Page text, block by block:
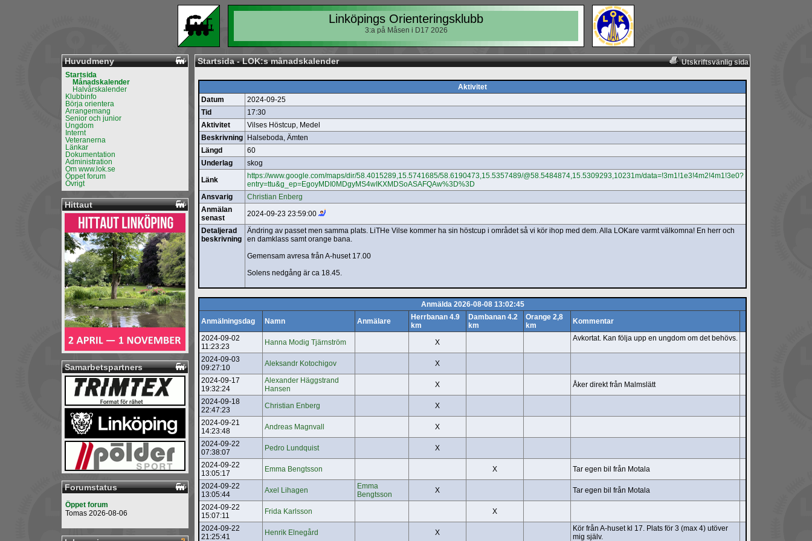
Linköpings Orienteringsklubb
3:a på Måsen i D17 2026
Huvudmeny
Startsida
Månadskalender
Halvårskalender
Klubbinfo
Börja orientera
Arrangemang
Senior och junior
Ungdom
Internt
Veteranerna
Länkar
Dokumentation
Administration
Om www.lok.se
Öppet forum
Övrigt
Hittaut
Samarbetspartners
Forumstatus
Öppet forum
Tomas 2026-08-06
Utskriftsvänlig sida
Startsida - LOK:s månadskalender
Aktivitet
Datum
2024-09-25
Tid
17:30
Aktivitet
Vilses Höstcup, Medel
Beskrivning
Halseboda, Ämten
Längd
60
Underlag
skog
Länk
https://www.google.com/maps/dir/58.4015289,15.5741685/58.6190473,15.5357489/@58.5484874,15.5309293,10231m/data=!3m1!1e3!4m2!4m1!3e0?
entry=ttu&g_ep=EgoyMDI0MDgyMS4wIKXMDSoASAFQAw%3D%3D
Ansvarig
Christian Enberg
Anmälan
senast
2024-09-23 23:59:00
Detaljerad
beskrivning
Ändring av passet men samma plats. LiTHe Vilse kommer ha sin höstcup i området så vi kör ihop med dem. Alla LOKare varmt välkomna! En herr och
en damklass samt orange bana.
Gemensam avresa från A-huset 17.00
Solens nedgång är ca 18.45.
Anmälda 2026-08-08 13:02:45
Anmälningsdag
Namn Anmälare
Herrbanan 4.9
km
Dambanan 4.2
km
Orange 2,8
km
Kommentar
2024-09-02
11:23:23
Hanna Modig Tjärnström X Avkortat. Kan följa upp en ungdom om det behövs.
2024-09-03
09:27:10
Aleksandr Kotochigov
X
2024-09-17
19:32:24
Alexander Häggstrand
Hansen
X
Åker direkt från Malmslätt
2024-09-18
22:47:23
Christian Enberg
X
2024-09-21
14:23:48
Andreas Magnvall
X
2024-09-22
07:38:07
Pedro Lundquist
X
2024-09-22
13:05:17
Emma Bengtsson X
Tar egen bil från Motala
2024-09-22
13:05:44
Axel Lihagen
Emma
Bengtsson
X
Tar egen bil från Motala
2024-09-22
15:07:11
Frida Karlsson
X
2024-09-22
21:25:41
Henrik Elnegård X
Kör från A-huset kl 17. Plats för 3 (max 4) utöver
mig själv.